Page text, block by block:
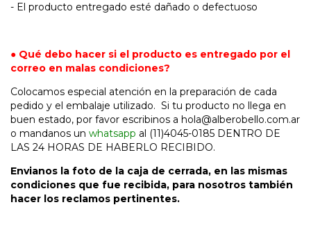
- El producto entregado esté dañado o defectuoso
● Qué debo hacer si el producto es entregado por el
correo en malas condiciones?
Colocamos especial atención en la preparación de cada
pedido y el embalaje utilizado. Si tu producto no llega en
buen estado, por favor escribinos a hola@alberobello.com.ar
o mandanos un whatsapp al (11)4045-0185 DENTRO DE
LAS 24 HORAS DE HABERLO RECIBIDO.
Envianos la foto de la caja de cerrada, en las mismas
condiciones que fue recibida, para nosotros también
hacer los reclamos pertinentes.